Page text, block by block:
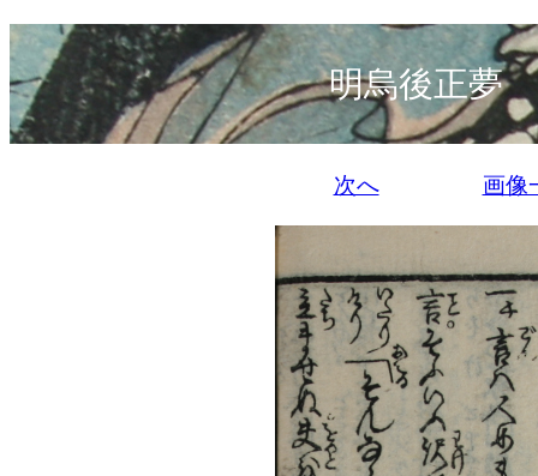
明烏後正夢
次へ 画像